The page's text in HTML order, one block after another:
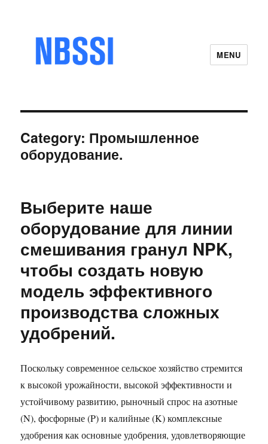
MENU
Category: Промышленное
оборудование.
Выберите наше
оборудование для линии
смешивания гранул NPK,
чтобы создать новую
модель эффективного
производства сложных
удобрений.
Поскольку современное сельское хозяйство стремится
к высокой урожайности, высокой эффективности и
устойчивому развитию, рыночный спрос на азотные
(N), фосфорные (P) и калийные (K) комплексные
удобрения как основные удобрения, удовлетворяющие